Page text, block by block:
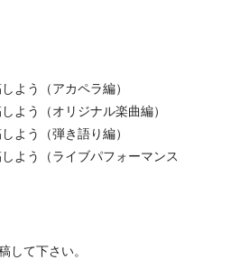
よう（アカペラ編）
よう（オリジナル楽曲編）
よう（弾き語り編）
よう（ライブパフォーマンス
して下さい。